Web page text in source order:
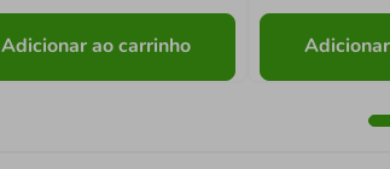
Adicionar ao carrinho